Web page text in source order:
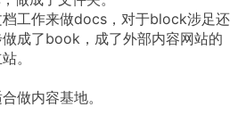
工作来做docs，对于block涉足还
成了book，成了外部内容网站的
。
做内容基地。